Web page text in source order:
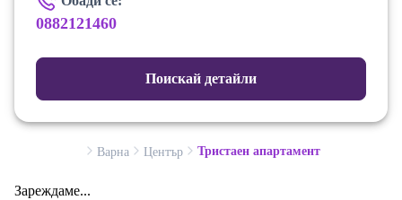
0882121460
Поискай детайли
Варна Център Тристаен апартамент
Зареждаме...